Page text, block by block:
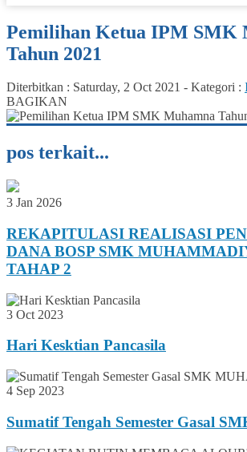
Pemilihan Ketua IPM SMK
Tahun 2021
Diterbitkan : Saturday, 2 Oct 2021 - Kategori :
BAGIKAN
pos terkait...
3 Jan 2026
REKAPITULASI REALISASI
DANA BOSP SMK
TAHAP 2
3 Oct 2023
Hari Kesktian Pancasila
4 Sep 2023
Sumatif Tengah Semester Gasal